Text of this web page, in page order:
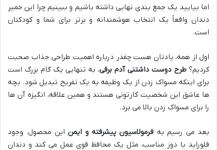
اما بیایید یک جمع بندی نهایی داشته باشیم و ببینیم چرا این خمیر
دندان واقعاً یک انتخاب هوشمندانه و برتر برای شما و کودکتان
است.
اول از همه، یادتان هست چقدر درباره اهمیت طراحی جذاب صحبت
کردیم؟ طرح دوست داشتنی آدم برفی، به تنهایی یک گام بزرگ است
برای اینکه مسواک زدن از یک وظیفه به یک تفریح تبدیل شود. بچه
ها عاشق این شخصیت کارتونی هستند و همین علاقه، انگیزه آن ها
را برای مسواک زدن بالا می برد.
بعد می رسیم به فرمولاسیون پیشرفته و ایمناین محصول. وجود
فلوراید با دوز مناسب، مثل یک محافظ قوی عمل می کند و دندان